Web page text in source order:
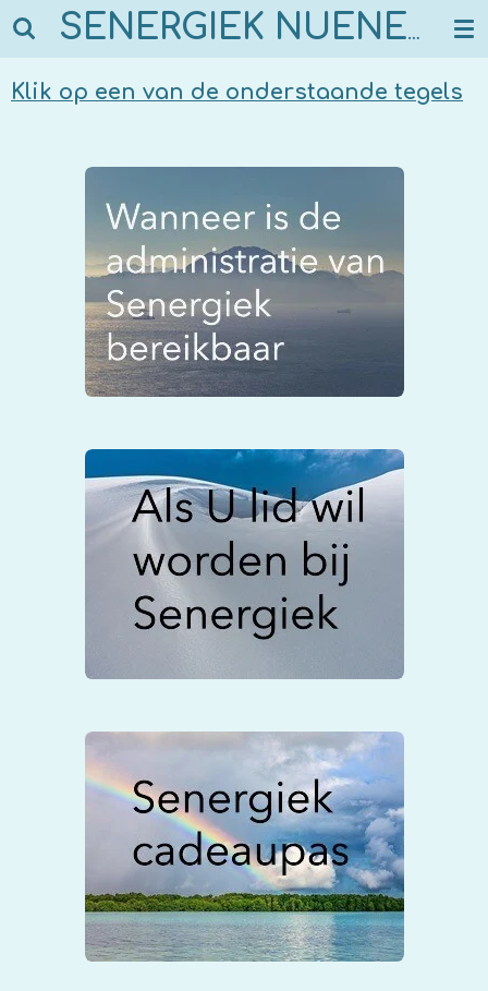
Ga
de
SENERGIEK NUENEN
Klik op een van de onderstaande tegels